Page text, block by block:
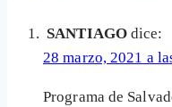
SANTIAGO dice:
28 marzo, 2021 a
Programa de